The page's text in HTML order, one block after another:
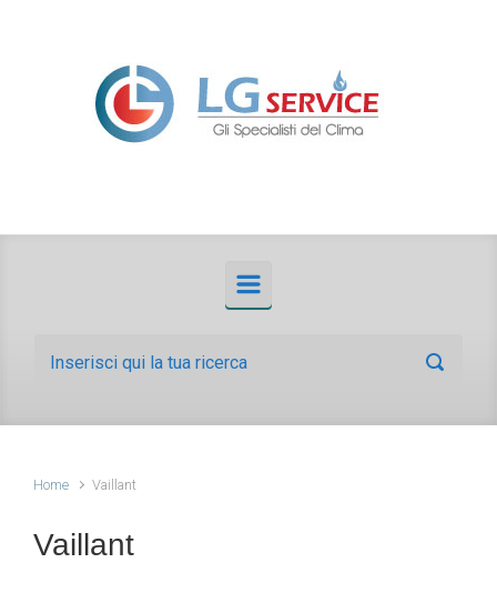
Home Vaillant
Vaillant